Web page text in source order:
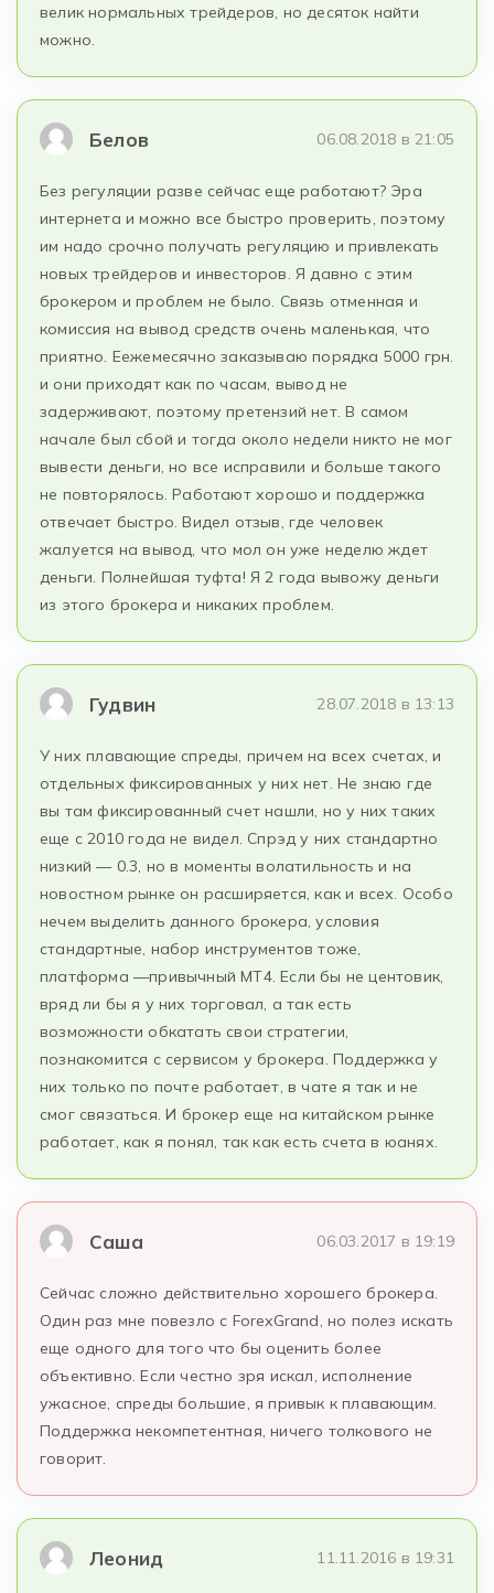
велик нормальных трейдеров, но десяток найти
можно.
Белов 06.08.2018 в 21:05
Без регуляции разве сейчас еще работают? Эра
интернета и можно все быстро проверить, поэтому
им надо срочно получать регуляцию и привлекать
новых трейдеров и инвесторов. Я давно с этим
брокером и проблем не было. Связь отменная и
комиссия на вывод средств очень маленькая, что
приятно. Еежемесячно заказываю порядка 5000 грн.
и они приходят как по часам, вывод не
задерживают, поэтому претензий нет. В самом
начале был сбой и тогда около недели никто не мог
вывести деньги, но все исправили и больше такого
не повторялось. Работают хорошо и поддержка
отвечает быстро. Видел отзыв, где человек
жалуется на вывод, что мол он уже неделю ждет
деньги. Полнейшая туфта! Я 2 года вывожу деньги
из этого брокера и никаких проблем.
Гудвин 28.07.2018 в 13:13
У них плавающие спреды, причем на всех счетах, и
отдельных фиксированных у них нет. Не знаю где
вы там фиксированный счет нашли, но у них таких
еще с 2010 года не видел. Спрэд у них стандартно
низкий — 0.3, но в моменты волатильность и на
новостном рынке он расширяется, как и всех. Особо
нечем выделить данного брокера, условия
стандартные, набор инструментов тоже,
платформа —привычный МТ4. Если бы не центовик,
вряд ли бы я у них торговал, а так есть
возможности обкатать свои стратегии,
познакомится с сервисом у брокера. Поддержка у
них только по почте работает, в чате я так и не
смог связаться. И брокер еще на китайском рынке
работает, как я понял, так как есть счета в юанях.
Саша 06.03.2017 в 19:19
Сейчас сложно действительно хорошего брокера.
Один раз мне повезло с ForexGrand, но полез искать
еще одного для того что бы оценить более
объективно. Если честно зря искал, исполнение
ужасное, спреды большие, я привык к плавающим.
Поддержка некомпетентная, ничего толкового не
говорит.
Леонид 11.11.2016 в 19:31